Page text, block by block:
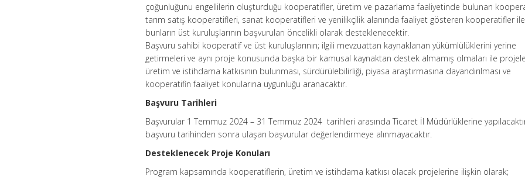
çoğunluğunu engellilerin oluşturduğu kooperatifler, üretim ve pazarlama faaliyetinde bulunan
tarım satış kooperatifleri, sanat kooperatifleri ve yenilikçilik alanında faaliyet gösteren kooperatifler ile
bunların üst kuruluşlarının başvuruları öncelikli olarak desteklenecektir.
Başvuru sahibi kooperatif ve üst kuruluşlarının; ilgili mevzuattan kaynaklanan yükümlülüklerini yerine
getirmeleri ve aynı proje konusunda başka bir kamusal kaynaktan destek almamış olmaları ile
üretim ve istihdama katkısının bulunması, sürdürülebilirliği, piyasa araştırmasına dayandırılması ve
kooperatifin faaliyet konularına uygunluğu aranacaktır.
Başvuru Tarihleri
Başvurular 1 Temmuz 2024 – 31 Temmuz 2024 tarihleri arasında Ticaret İl Müdürlüklerine
başvuru tarihinden sonra ulaşan başvurular değerlendirmeye alınmayacaktır.
Desteklenecek Proje Konuları
Program kapsamında kooperatiflerin, üretim ve istihdama katkısı olacak projelerine ilişkin olarak;